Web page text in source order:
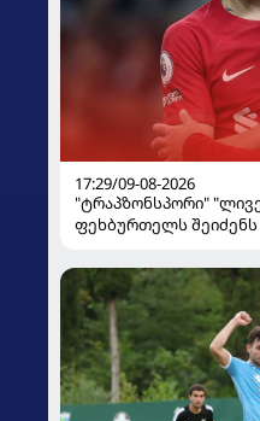
17:29/09-08-2026
"ტრაპზონსპორი"
ფეხბურთელს შეიძენს